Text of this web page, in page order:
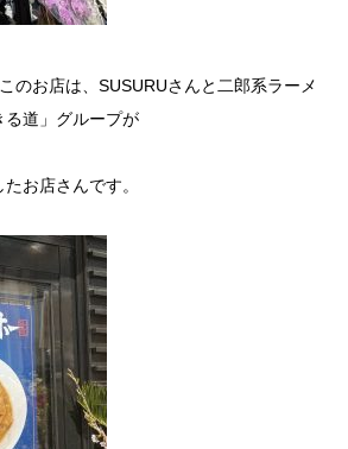
のお店は、SUSURUさんと二郎系ラーメ
る道」グループが
お店さんです。